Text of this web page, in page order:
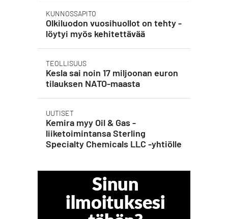
KUNNOSSAPITO
Olkiluodon vuosihuollot on tehty -
löytyi myös kehitettävää
TEOLLISUUS
Kesla sai noin 17 miljoonan euron
tilauksen NATO-maasta
UUTISET
Kemira myy Oil & Gas -
liiketoimintansa Sterling
Specialty Chemicals LLC -yhtiölle